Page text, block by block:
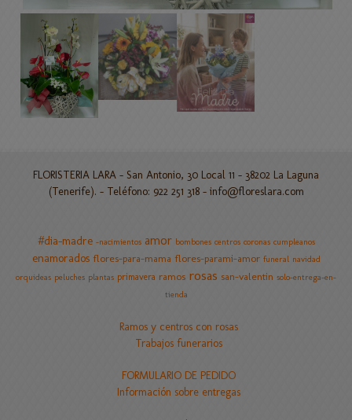
FLORISTERIA LARA - San Antonio, 30 Local 11 - 38202 La Laguna
(Tenerife). - Teléfono: 922 251 318 - info@floreslara.com
#dia-madre -nacimientos amor bombones centros coronas cumpleanos
enamorados flores-para-mama flores-parami-amor funeral navidad
orquideas peluches plantas primavera ramos rosas san-valentin solo-entrega-en-
tienda
Ramos y centros con rosas
Trabajos funerarios
FORMULARIO DE PEDIDO
Información sobre entregas